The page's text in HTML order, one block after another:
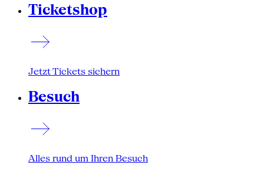
Ticketshop
Jetzt Tickets sichern
Besuch
Alles rund um Ihren Besuch